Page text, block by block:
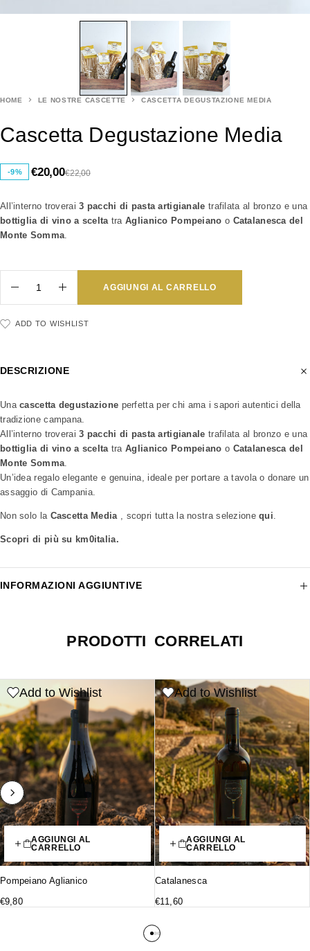
HOME LE NOSTRE CASCETTE CASCETTA DEGUSTAZIONE MEDIA
Cascetta Degustazione Media
-9% €22,00
€20,00
All’interno troverai3 pacchi di pasta artigianale trafilata al bronzo e una
bottiglia di vino a scelta traAglianico Pompeiano o Catalanesca del
Monte Somma
AGGIUNGI AL CARRELLO
ADD TO WISHLIST
DESCRIZIONE
Unacascetta degustazione perfetta per chi ama i sapori autentici della
tradizione campana.
All’interno troverai3 pacchi di pasta artigianale trafilata al bronzo e una
bottiglia di vino a scelta traAglianico Pompeiano o Catalanesca del
Monte Somma
Un’idea regalo elegante e genuina, ideale per portare a tavola o donare un
assaggio di Campania.
Non solo la Cascetta Media , scopri tutta la nostra selezionequi
Scopri di più su km0italia.
INFORMAZIONI AGGIUNTIVE
PRODOTTI CORRELATI
Add to Wishlist
AGGIUNGI AL
CARRELLO
Pompeiano Aglianico
€9,80
Add to Wishlist
AGGIUNGI AL
CARRELLO
Catalanesca
€11,60